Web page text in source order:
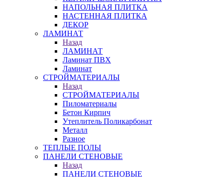
НАПОЛЬНАЯ ПЛИТКА
НАСТЕННАЯ ПЛИТКА
ДЕКОР
ЛАМИНАТ
Назад
ЛАМИНАТ
Ламинат ПВХ
Ламинат
СТРОЙМАТЕРИАЛЫ
Назад
СТРОЙМАТЕРИАЛЫ
Пиломатериалы
Бетон Кирпич
Утеплитель Поликарбонат
Металл
Разное
ТЕПЛЫЕ ПОЛЫ
ПАНЕЛИ СТЕНОВЫЕ
Назад
ПАНЕЛИ СТЕНОВЫЕ